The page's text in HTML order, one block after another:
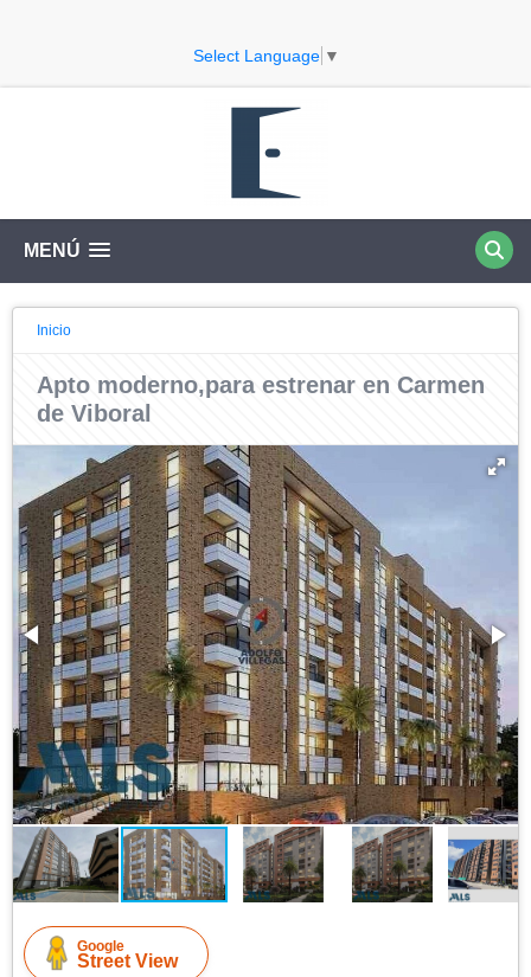
Select Language ▼
MENÚ
Inicio
Apto moderno,para estrenar en Carmen
de Viboral
Google
Street View